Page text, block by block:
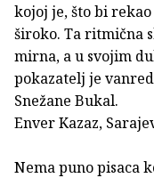
kojoj je, što bi
široko. Ta ritmična
mirna, a u svojim
pokazatelj je
Snežane Bukal.
Enver Kazaz,
Nema puno pisaca